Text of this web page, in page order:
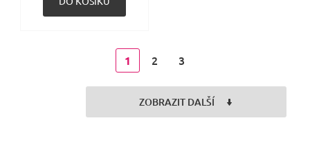
1 2 3
ZOBRAZIT DALŠÍ